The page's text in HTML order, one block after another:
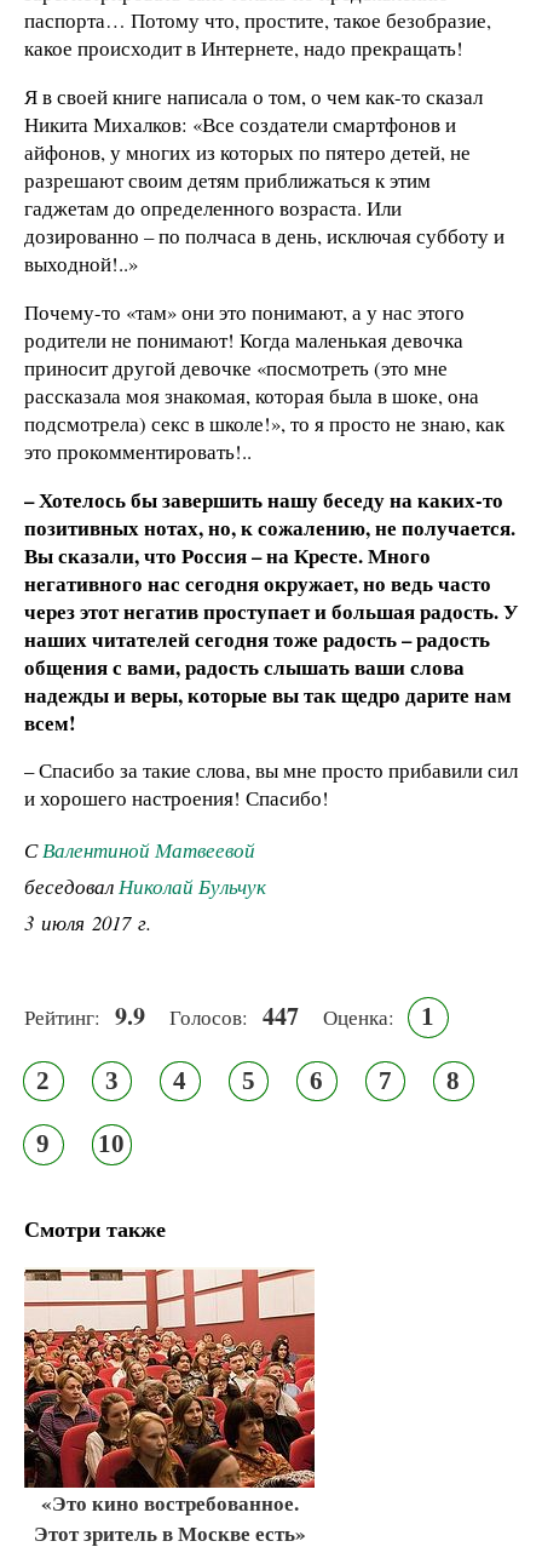
паспорта… Потому что, простите, такое безобразие,
какое происходит в Интернете, надо прекращать!
Я в своей книге написала о том, о чем как-то сказал
Никита Михалков: «Все создатели смартфонов и
айфонов, у многих из которых по пятеро детей, не
разрешают своим детям приближаться к этим
гаджетам до определенного возраста. Или
дозированно – по полчаса в день, исключая субботу и
выходной!..»
Почему-то «там» они это понимают, а у нас этого
родители не понимают! Когда маленькая девочка
приносит другой девочке «посмотреть (это мне
рассказала моя знакомая, которая была в шоке, она
подсмотрела) секс в школе!», то я просто не знаю, как
это прокомментировать!..
– Хотелось бы завершить нашу беседу на каких-то
позитивных нотах, но, к сожалению, не получается.
Вы сказали, что Россия – на Кресте. Много
негативного нас сегодня окружает, но ведь часто
через этот негатив проступает и большая радость. У
наших читателей сегодня тоже радость – радость
общения с вами, радость слышать ваши слова
надежды и веры, которые вы так щедро дарите нам
всем!
– Спасибо за такие слова, вы мне просто прибавили сил
и хорошего настроения! Спасибо!
СВалентиной Матвеевой
беседовалНиколай Бульчук
3 июля 2017 г.
Рейтинг: 9.9 Голосов: 447 Оценка: 1
2 3 4 5 6 7 8
9 10
Смотри также
«Это кино востребованное.
Этот зритель в Москве есть»